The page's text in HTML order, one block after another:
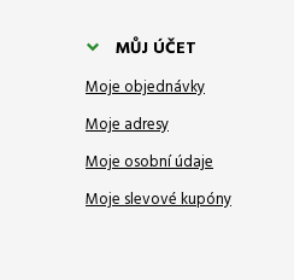
MŮJ ÚČET
Moje objednávky
Moje adresy
Moje osobní údaje
Moje slevové kupóny